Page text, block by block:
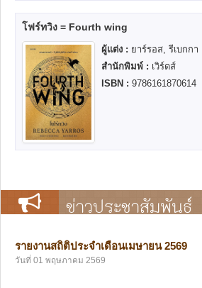
โฟร์ทวิง = Fourth wing
ผู้แต่ง : ยาร์รอส, รีเบกกา
สำนักพิมพ์ : เวิร์ดส์
ISBN :9786161870614
ข่าวประชาสัมพันธ์
รายงานสถิติประจำเดือนเมษายน 2569
วันที่ 01 พฤษภาคม 2569